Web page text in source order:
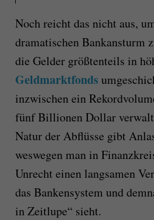
Noch reicht das nicht aus,
dramatischen Bankansturm
die Gelder größtenteils in
Geldmarktfonds
inzwischen ein
fünf Billionen Dollar
Natur der Abflüsse gibt
weswegen man in
Unrecht einen langsamen
das Bankensystem und
in Zeitlupe“ sieht.